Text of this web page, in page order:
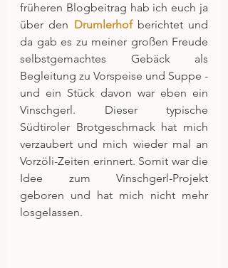
früheren Blogbeitrag hab ich euch ja
über den Drumlerhof berichtet und
da gab es zu meiner großen Freude
selbstgemachtes Gebäck als
Begleitung zu Vorspeise und Suppe -
und ein Stück davon war eben ein
Vinschgerl. Dieser typische
Südtiroler Brotgeschmack hat mich
verzaubert und mich wieder mal an
Vorzöli-Zeiten erinnert. Somit war die
Idee zum Vinschgerl-Projekt
geboren und hat mich nicht mehr
losgelassen.